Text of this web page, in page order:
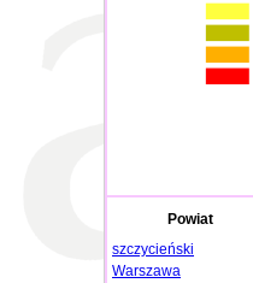
Powiat
szczycieński
Warszawa